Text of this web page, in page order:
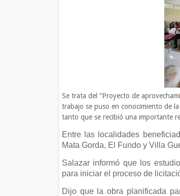
Se trata del “Proyecto de
trabajo se puso en conocimiento de
tanto que se recibió una importante
Entre las localidades
Mata Gorda, El Fundo y Villa
Salazar informó que los
para iniciar el proceso de
Dijo que la obra planificada